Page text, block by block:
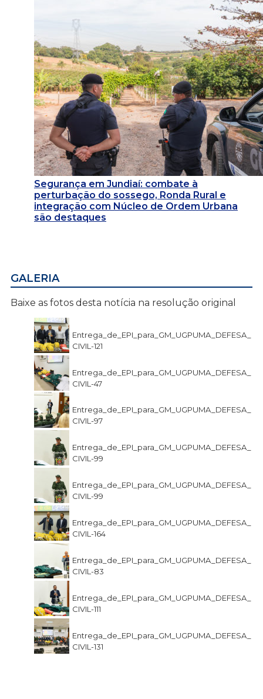
Segurança em Jundiaí: combate à
perturbação do sossego, Ronda Rural e
integração com Núcleo de Ordem Urbana
são destaques
GALERIA
Baixe as fotos desta notícia na resolução original
Entrega_de_EPI_para_GM_UGPUMA_DEFESA_
CIVIL-121
Entrega_de_EPI_para_GM_UGPUMA_DEFESA_
CIVIL-47
Entrega_de_EPI_para_GM_UGPUMA_DEFESA_
CIVIL-97
Entrega_de_EPI_para_GM_UGPUMA_DEFESA_
CIVIL-99
Entrega_de_EPI_para_GM_UGPUMA_DEFESA_
CIVIL-99
Entrega_de_EPI_para_GM_UGPUMA_DEFESA_
CIVIL-164
Entrega_de_EPI_para_GM_UGPUMA_DEFESA_
CIVIL-83
Entrega_de_EPI_para_GM_UGPUMA_DEFESA_
CIVIL-111
Entrega_de_EPI_para_GM_UGPUMA_DEFESA_
CIVIL-131